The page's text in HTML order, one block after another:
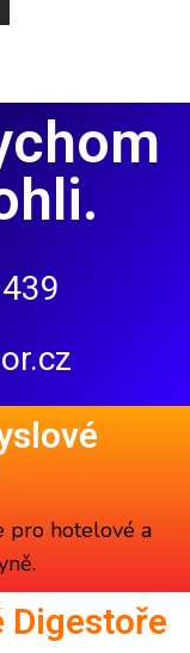
pro hotelové a
Digestoře